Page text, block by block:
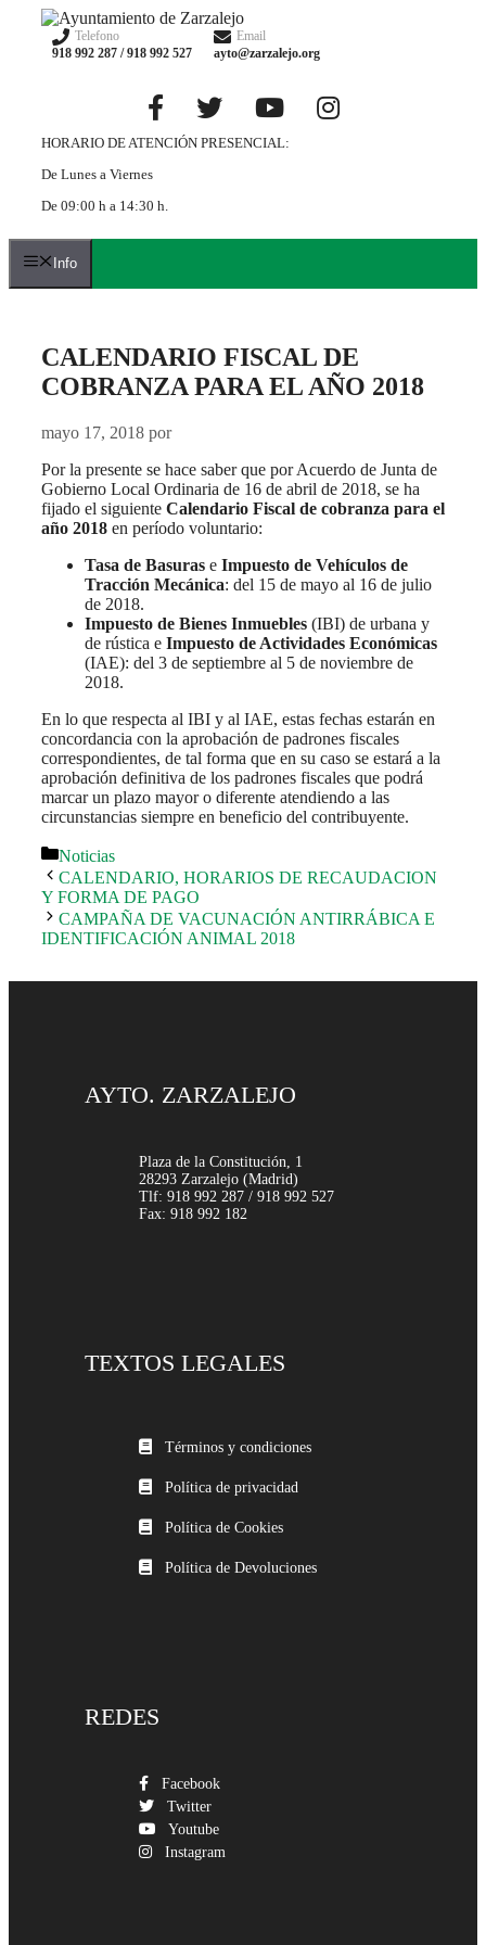
Saltar
contenido
Telefono
918 992 287 / 918 992 527
Email
ayto@zarzalejo.org
HORARIO DE ATENCIÓN PRESENCIAL:
De Lunes a Viernes
De 09:00 h a 14:30 h.
Info
CALENDARIO FISCAL DE
COBRANZA PARA EL AÑO 2018
mayo 17, 2018 por
Por la presente se hace saber que por Acuerdo de Junta de
Gobierno Local Ordinaria de 16 de abril de 2018, se ha
fijado el siguiente Calendario Fiscal de cobranza para el
año 2018 en período voluntario:
Tasa de Basuras e Impuesto de Vehículos de
Tracción Mecánica: del 15 de mayo al 16 de julio
de 2018.
Impuesto de Bienes Inmuebles (IBI) de urbana y
de rústica e Impuesto de Actividades Económicas
(IAE): del 3 de septiembre al 5 de noviembre de
2018.
En lo que respecta al IBI y al IAE, estas fechas estarán en
concordancia con la aprobación de padrones fiscales
correspondientes, de tal forma que en su caso se estará a la
aprobación definitiva de los padrones fiscales que podrá
marcar un plazo mayor o diferente atendiendo a las
circunstancias siempre en beneficio del contribuyente.
Categorías
Noticias
CALENDARIO, HORARIOS DE RECAUDACION
Y FORMA DE PAGO
CAMPAÑA DE VACUNACIÓN ANTIRRÁBICA E
IDENTIFICACIÓN ANIMAL 2018
AYTO. ZARZALEJO
Plaza de la Constitución, 1
28293 Zarzalejo (Madrid)
Tlf: 918 992 287 / 918 992 527
Fax: 918 992 182
TEXTOS LEGALES
Términos y condiciones
Política de privacidad
Política de Cookies
Política de Devoluciones
REDES
Facebook
Twitter
Youtube
Instagram